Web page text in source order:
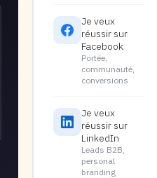
Je veux
réussir sur
Facebook
Portée,
communauté,
conversions
Je veux
réussir sur
LinkedIn
Leads B2B,
personal
branding